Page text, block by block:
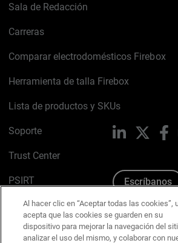
Sala de Redacción
Carreras
Comparar electrodomésticos Firebox
Herramienta de talla Firebox
Lista de productos y SKUs
Soporte
Trust Center
PSIRT
Política de cookies
Política de privacidad
LinkedIn
Escríbanos
Al hacer clic en “Aceptar todas las cookies”,
acepta que las cookies se guarden en su
dispositivo para mejorar la navegación del
analizar el uso del mismo, y colaborar con